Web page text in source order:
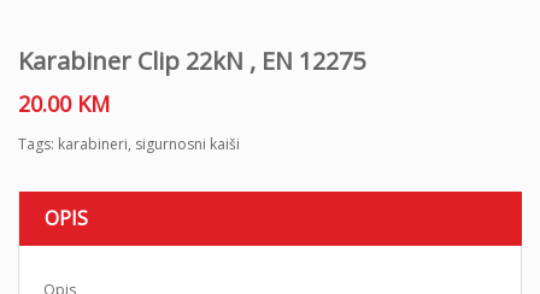
Karabiner Clip 22kN , EN 12275
20.00 KM
Tags: karabineri, sigurnosni kaiši
OPIS